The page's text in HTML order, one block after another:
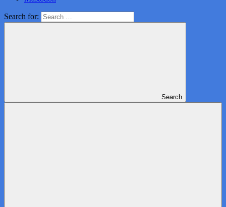
Search for:
Search